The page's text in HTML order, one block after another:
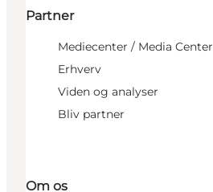
Partner
Mediecenter / Media Center
Erhverv
Viden og analyser
Bliv partner
Om os